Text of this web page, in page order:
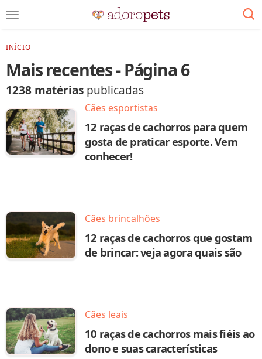
INÍCIO
Mais recentes - Página 6
1238 matérias publicadas
Cães esportistas
12 raças de cachorros para quem
gosta de praticar esporte. Vem
conhecer!
Cães brincalhões
12 raças de cachorros que gostam
de brincar: veja agora quais são
Cães leais
10 raças de cachorros mais fiéis ao
dono e suas características